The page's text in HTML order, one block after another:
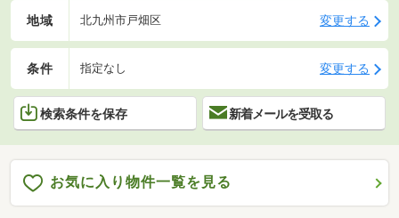
地域 北九州市戸畑区 変更する
条件 指定なし 変更する
検索条件を保存 新着メールを受取る
お気に入り物件一覧を見る